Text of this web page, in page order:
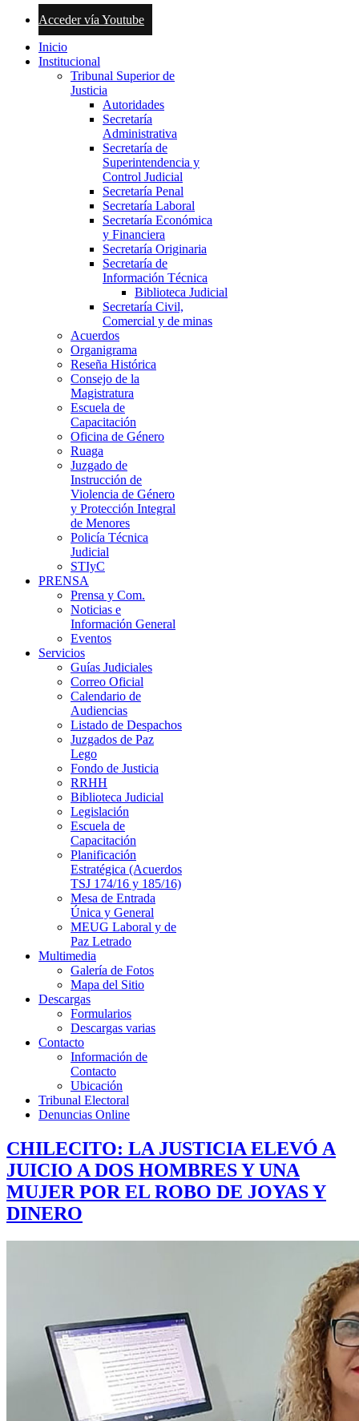
Acceder vía Youtube
Inicio
Institucional
Tribunal Superior de
Justicia
Autoridades
Secretaría
Administrativa
Secretaría de
Superintendencia y
Control Judicial
Secretaría Penal
Secretaría Laboral
Secretaría Económica
y Financiera
Secretaría Originaria
Secretaría de
Información Técnica
Biblioteca Judicial
Secretaría Civil,
Comercial y de minas
Acuerdos
Organigrama
Reseña Histórica
Consejo de la
Magistratura
Escuela de
Capacitación
Oficina de Género
Ruaga
Juzgado de
Instrucción de
Violencia de Género
y Protección Integral
de Menores
Policía Técnica
Judicial
STIyC
PRENSA
Prensa y Com.
Noticias e
Información General
Eventos
Servicios
Guías Judiciales
Correo Oficial
Calendario de
Audiencias
Listado de Despachos
Juzgados de Paz
Lego
Fondo de Justicia
RRHH
Biblioteca Judicial
Legislación
Escuela de
Capacitación
Planificación
Estratégica (Acuerdos
TSJ 174/16 y 185/16)
Mesa de Entrada
Única y General
MEUG Laboral y de
Paz Letrado
Multimedia
Galería de Fotos
Mapa del Sitio
Descargas
Formularios
Descargas varias
Contacto
Información de
Contacto
Ubicación
Tribunal Electoral
Denuncias Online
CHILECITO: LA JUSTICIA ELEVÓ A
JUICIO A DOS HOMBRES Y UNA
MUJER POR EL ROBO DE JOYAS Y
DINERO